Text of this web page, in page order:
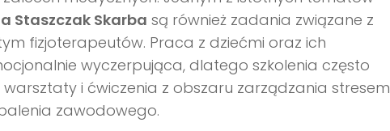
Staszczak Skarba są również zadania związane z
fizjoterapeutów. Praca z dziećmi oraz ich
wyczerpująca, dlatego szkolenia często
i ćwiczenia z obszaru zarządzania stresem
zawodowego.